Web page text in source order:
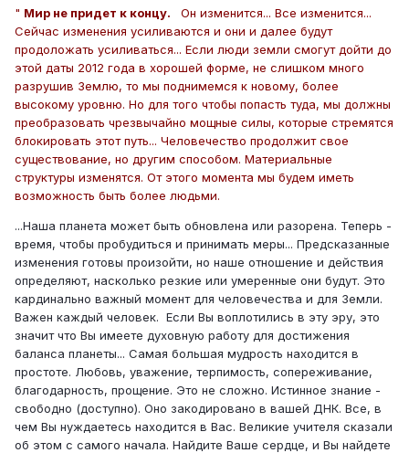
" Мир не придет к концу.
Он изменится... Все изменится...
Сейчас изменения усиливаются и они и далее будут
продоложать усиливаться... Если люди земли смогут дойти до
этой даты 2012 года в хорошей форме, не слишком много
разрушив Землю, то мы поднимемся к новому, более
высокому уровню. Но для того чтобы попасть туда, мы должны
преобразовать чрезвычайно мощные силы, которые стремятся
блокировать этот путь... Человечество продолжит свое
существование, но другим способом. Материальные
структуры изменятся. От этого момента мы будем иметь
возможность быть более людьми.
...Наша планета может быть обновлена или разорена. Теперь -
время, чтобы пробудиться и принимать меры... Предсказанные
изменения готовы произойти, но наше отношение и действия
определяют, насколько резкие или умеренные они будут. Это
кардинально важный момент для человечества и для Земли.
Важен каждый человек. Если Вы воплотились в эту эру, это
значит что Вы имеете духовную работу для достижения
баланса планеты... Самая большая мудрость находится в
простоте. Любовь, уважение, терпимость, сопереживание,
благодарность, прощение. Это не сложно. Истинное знание -
свободно (доступно). Оно закодировано в вашей ДНК. Все, в
чем Вы нуждаетесь находится в Вас. Великие учителя сказали
об этом с самого начала. Найдите Ваше сердце, и Вы найдете